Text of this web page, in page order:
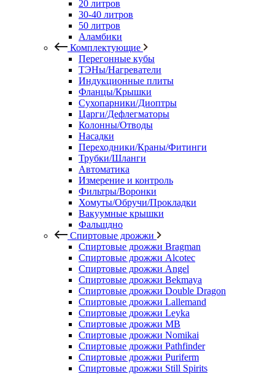
20 литров
30-40 литров
50 литров
Аламбики
Комплектующие
Перегонные кубы
ТЭНы/Нагреватели
Индукционные плиты
Фланцы/Крышки
Сухопарники/Диоптры
Царги/Дефлегматоры
Колонны/Отводы
Насадки
Переходники/Краны/Фитинги
Трубки/Шланги
Автоматика
Измерение и контроль
Фильтры/Воронки
Хомуты/Обручи/Прокладки
Вакуумные крышки
Фальшдно
Спиртовые дрожжи
Спиртовые дрожжи Bragman
Спиртовые дрожжи Alcotec
Спиртовые дрожжи Angel
Спиртовые дрожжи Bekmaya
Спиртовые дрожжи Double Dragon
Спиртовые дрожжи Lallemand
Спиртовые дрожжи Leyka
Спиртовые дрожжи MB
Спиртовые дрожжи Nomikai
Спиртовые дрожжи Pathfinder
Спиртовые дрожжи Puriferm
Спиртовые дрожжи Still Spirits